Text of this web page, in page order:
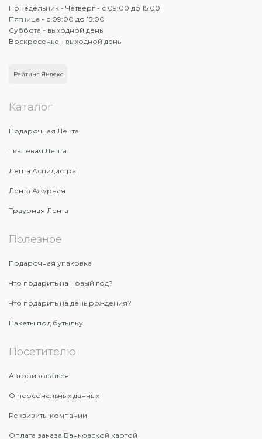
Понедельник - Четверг - с 09:00 до 15:00
Пятница - с 09:00 до 15:00
Суббота - выходной день
Воскресенье - выходной день
Рейтинг Яндекс
Каталог
Подарочная Лента
Тканевая Лента
Лента Аспидистра
Лента Ажурная
Траурная Лента
Полезное
Подарочная упаковка
Что подарить на новый год?
Что подарить на день рождения?
Пакеты под бутылку
Посетителю
Авторизоваться
О персональных данных
Реквизиты компании
Оплата заказа Банковской картой